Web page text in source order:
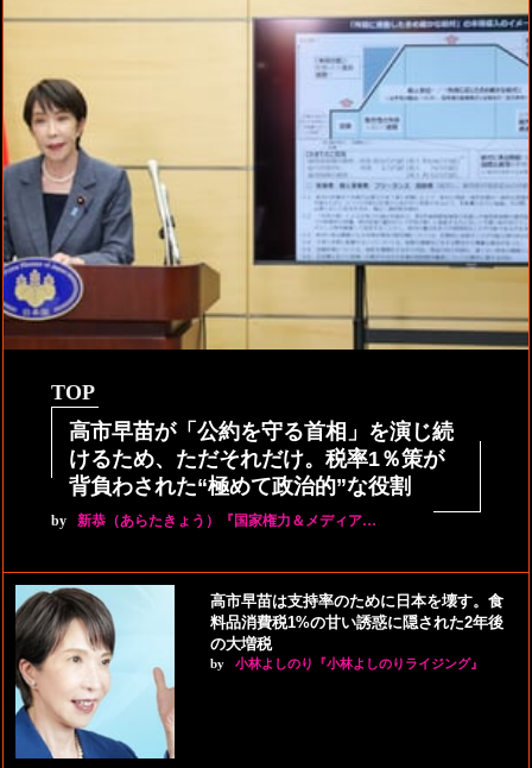
TOP
高市早苗が「公約を守る首相」を演じ続
けるため、ただそれだけ。税率1％策が
背負わされた“極めて政治的”な役割
by 新恭（あらたきょう）『国家権力＆メディア…
高市早苗は支持率のために日本を壊す。食
料品消費税1%の甘い誘惑に隠された2年後
の大増税
by 小林よしのり『小林よしのりライジング』